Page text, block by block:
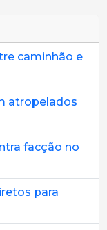
caminhão e
atropelados
facção no
para